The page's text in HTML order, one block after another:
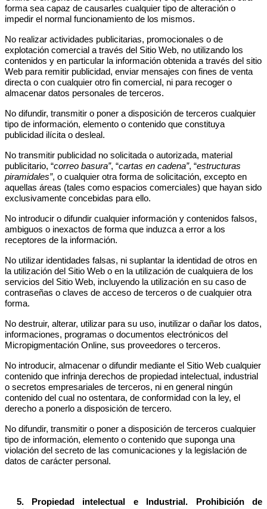
forma sea capaz de causarles cualquier tipo de alteración o
impedir el normal funcionamiento de los mismos.
No realizar actividades publicitarias, promocionales o de
explotación comercial a través del Sitio Web, no utilizando los
contenidos y en particular la información obtenida a través del sitio
Web para remitir publicidad, enviar mensajes con fines de venta
directa o con cualquier otro fin comercial, ni para recoger o
almacenar datos personales de terceros.
No difundir, transmitir o poner a disposición de terceros cualquier
tipo de información, elemento o contenido que constituya
publicidad ilícita o desleal.
No transmitir publicidad no solicitada o autorizada, material
publicitario, “correo basura”, “cartas en cadena”, “estructuras
piramidales”, o cualquier otra forma de solicitación, excepto en
aquellas áreas (tales como espacios comerciales) que hayan sido
exclusivamente concebidas para ello.
No introducir o difundir cualquier información y contenidos falsos,
ambiguos o inexactos de forma que induzca a error a los
receptores de la información.
No utilizar identidades falsas, ni suplantar la identidad de otros en
la utilización del Sitio Web o en la utilización de cualquiera de los
servicios del Sitio Web, incluyendo la utilización en su caso de
contraseñas o claves de acceso de terceros o de cualquier otra
forma.
No destruir, alterar, utilizar para su uso, inutilizar o dañar los datos,
informaciones, programas o documentos electrónicos del
Micropigmentación Online, sus proveedores o terceros.
No introducir, almacenar o difundir mediante el Sitio Web cualquier
contenido que infrinja derechos de propiedad intelectual, industrial
o secretos empresariales de terceros, ni en general ningún
contenido del cual no ostentara, de conformidad con la ley, el
derecho a ponerlo a disposición de tercero.
No difundir, transmitir o poner a disposición de terceros cualquier
tipo de información, elemento o contenido que suponga una
violación del secreto de las comunicaciones y la legislación de
datos de carácter personal.
5. Propiedad intelectual e Industrial. Prohibición de